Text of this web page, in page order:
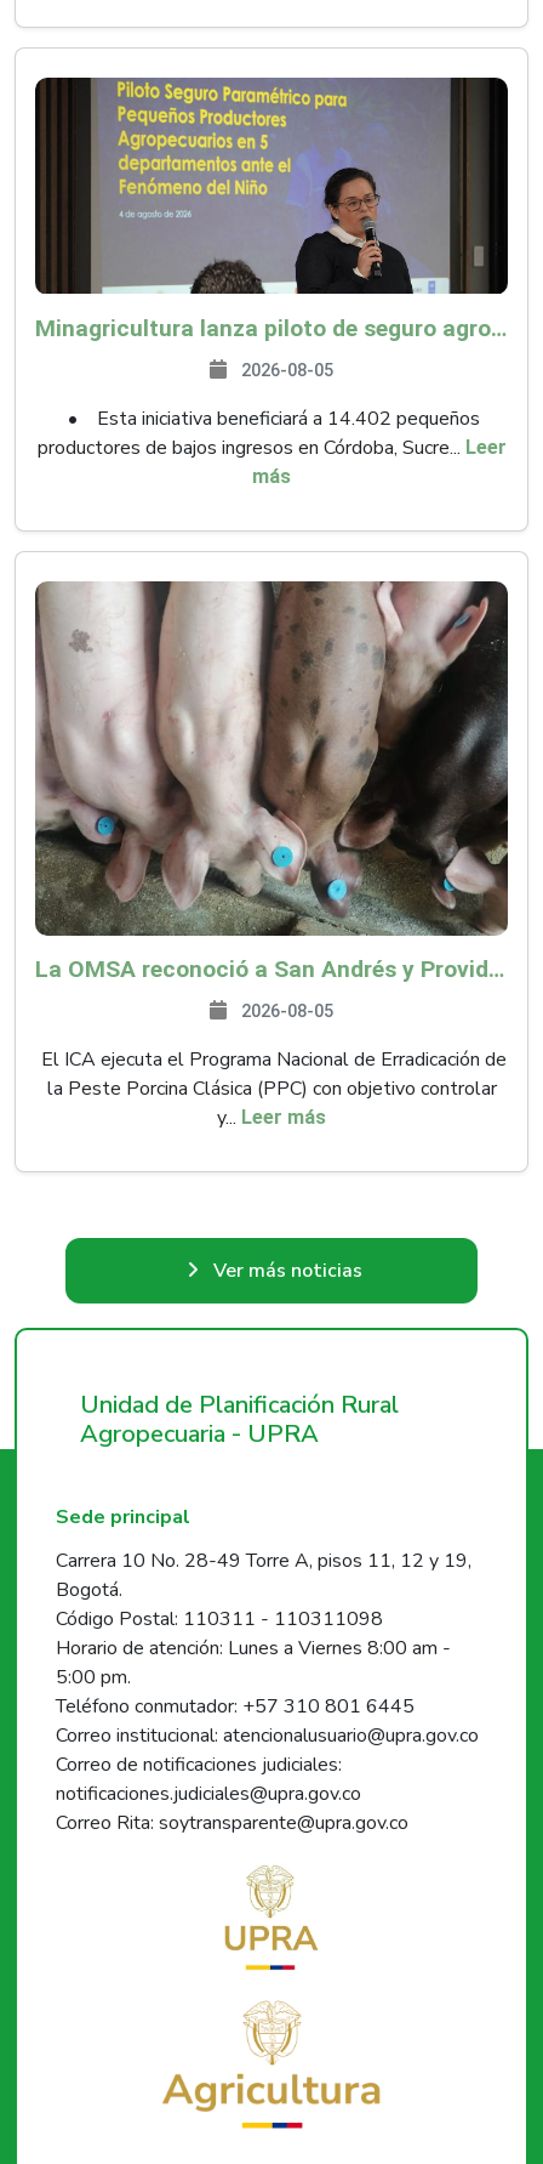
Minagricultura lanza piloto de seguro agropecuario por $9.625 millones para proteger a más de 14.000 pequeños productores contra riesgos del Fenómeno de El Niño
2026-08-05
• Esta iniciativa beneficiará a 14.402 pequeños
productores de bajos ingresos en Córdoba, Sucre... Leer
más
La OMSA reconoció a San Andrés y Providencia como zona libre de Peste Porcina Clásica (PPC)
2026-08-05
El ICA ejecuta el Programa Nacional de Erradicación de
la Peste Porcina Clásica (PPC) con objetivo controlar
y... Leer más
Ver más noticias
Unidad de Planificación Rural
Agropecuaria - UPRA
Sede principal
Carrera 10 No. 28-49 Torre A, pisos 11, 12 y 19,
Bogotá.
Código Postal: 110311 - 110311098
Horario de atención: Lunes a Viernes 8:00 am -
5:00 pm.
Teléfono conmutador: +57 310 801 6445
Correo institucional: atencionalusuario@upra.gov.co
Correo de notificaciones judiciales:
notificaciones.judiciales@upra.gov.co
Correo Rita: soytransparente@upra.gov.co